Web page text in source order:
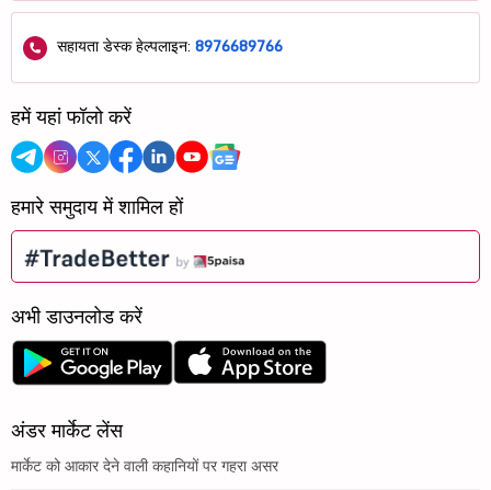
सहायता डेस्क हेल्पलाइन: 8976689766
हमें यहां फॉलो करें
हमारे समुदाय में शामिल हों
अभी डाउनलोड करें
अंडर मार्केट लेंस
मार्केट को आकार देने वाली कहानियों पर गहरा असर